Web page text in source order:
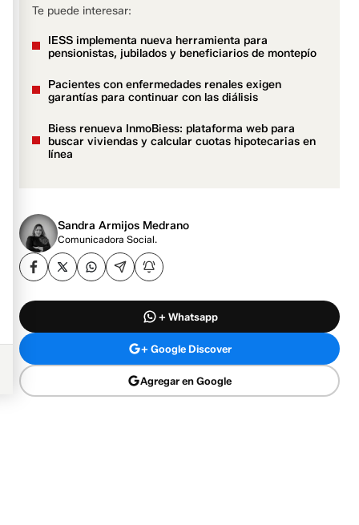
Te puede interesar:
IESS implementa nueva herramienta para
pensionistas, jubilados y beneficiarios de montepío
Pacientes con enfermedades renales exigen
garantías para continuar con las diálisis
Biess renueva InmoBiess: plataforma web para
buscar viviendas y calcular cuotas hipotecarias en
línea
Sandra Armijos Medrano
Comunicadora Social.
+ Whatsapp
+ Google Discover
Agregar en Google